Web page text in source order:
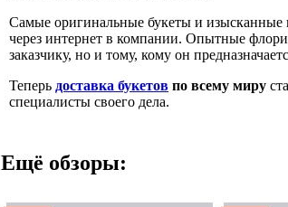
Самые оригинальные букеты и изысканные
через интернет в компании. Опытные
заказчику, но и тому, кому он
Теперь доставка букетов по всему миру
специалисты своего дела.
Ещё обзоры: